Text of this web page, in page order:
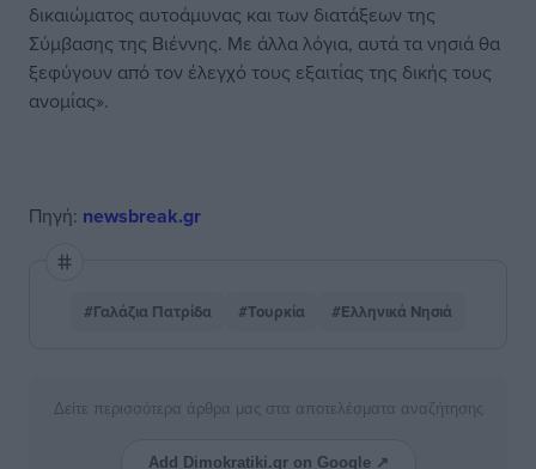
δικαιώματος αυτοάμυνας και των διατάξεων της
Σύμβασης της Βιέννης. Με άλλα λόγια, αυτά τα νησιά θα
ξεφύγουν από τον έλεγχό τους εξαιτίας της δικής τους
ανομίας».
Πηγή: newsbreak.gr
#Γαλάζια Πατρίδα #Τουρκία #Ελληνικά Νησιά
Δείτε περισσότερα άρθρα μας στα αποτελέσματα αναζήτησης
Add Dimokratiki.gr on Google ↗